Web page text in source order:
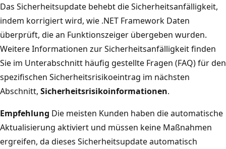
Das Sicherheitsupdate behebt die Sicherheitsanfälligkeit,
indem korrigiert wird, wie .NET Framework Daten
überprüft, die an Funktionszeiger übergeben wurden.
Weitere Informationen zur Sicherheitsanfälligkeit finden
Sie im Unterabschnitt häufig gestellte Fragen (FAQ) für den
spezifischen Sicherheitsrisikoeintrag im nächsten
Abschnitt, Sicherheitsrisikoinformationen.
Empfehlung Die meisten Kunden haben die automatische
Aktualisierung aktiviert und müssen keine Maßnahmen
ergreifen, da dieses Sicherheitsupdate automatisch